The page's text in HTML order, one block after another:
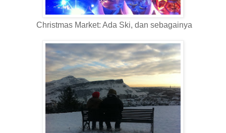
Christmas Market: Ada Ski, dan sebagainya